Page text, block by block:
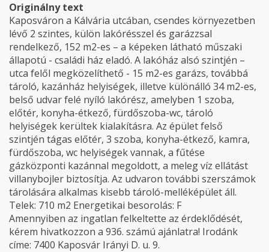
Originálny text
Kaposváron a Kálvária utcában, csendes környezetben
lévő 2 szintes, külön lakórésszel és garázzsal
rendelkező, 152 m2-es – a képeken látható műszaki
állapotú - családi ház eladó. A lakóház alsó szintjén –
utca felől megközelíthető - 15 m2-es garázs, továbbá
tároló, kazánház helyiségek, illetve különálló 34 m2-es,
belső udvar felé nyíló lakórész, amelyben 1 szoba,
előtér, konyha-étkező, fürdőszoba-wc, tároló
helyiségek kerültek kialakításra. Az épület felső
szintjén tágas előtér, 3 szoba, konyha-étkező, kamra,
fürdőszoba, wc helyiségek vannak, a fűtése
gázközponti kazánnal megoldott, a meleg víz ellátást
villanybojler biztosítja. Az udvaron további szerszámok
tárolására alkalmas kisebb tároló-melléképület áll.
Telek: 710 m2 Energetikai besorolás: F
Amennyiben az ingatlan felkeltette az érdeklődését,
kérem hivatkozzon a 936. számú ajánlatra! Irodánk
címe: 7400 Kaposvár Irányi D. u. 9.